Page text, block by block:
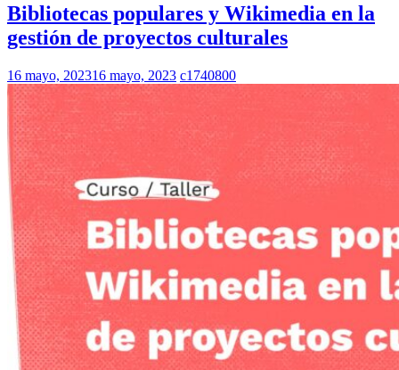
Bibliotecas populares y Wikimedia en la
gestión de proyectos culturales
16 mayo, 202316 mayo, 2023 c1740800